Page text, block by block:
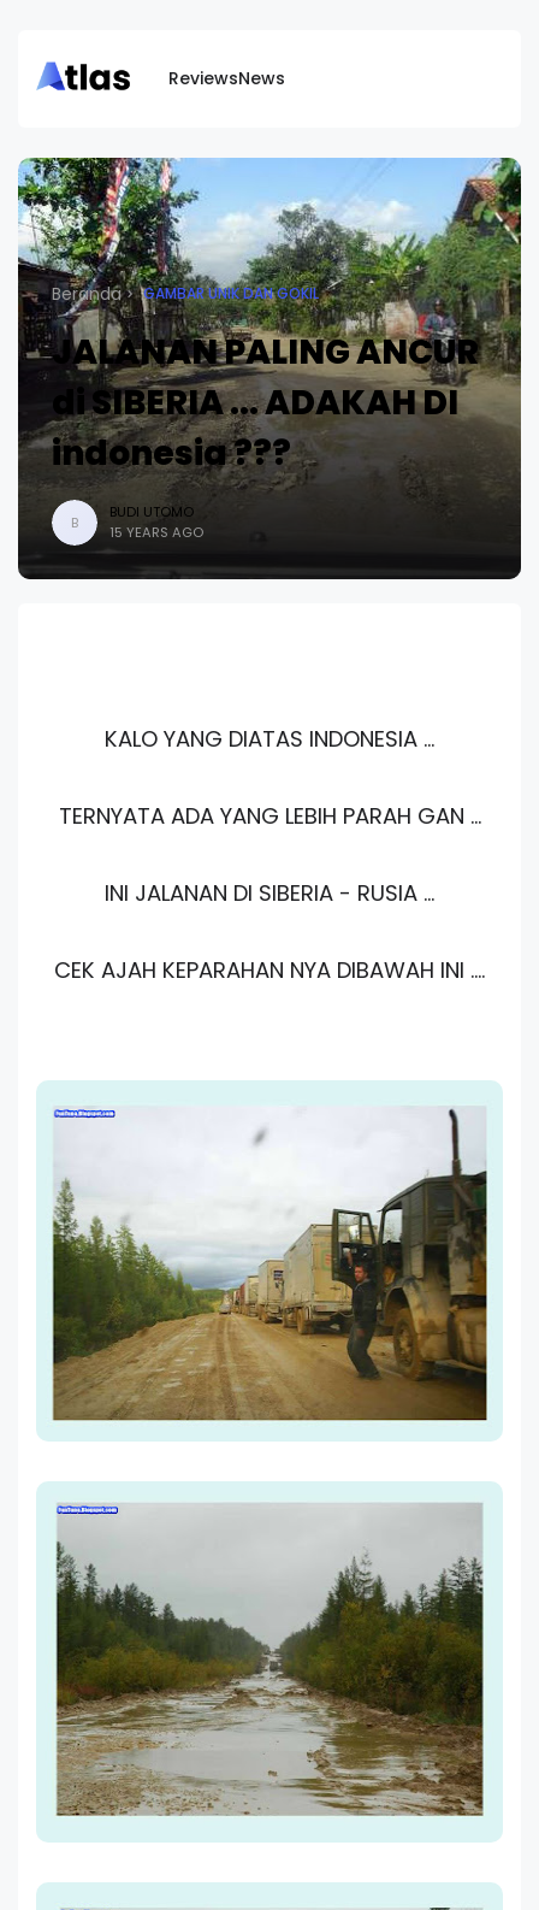
ReviewsNews
Beranda GAMBAR UNIK DAN GOKIL
JALANAN PALING ANCUR
di SIBERIA ... ADAKAH DI
indonesia ???
B
BUDI UTOMO
15 YEARS AGO
KALO YANG DIATAS INDONESIA ...
TERNYATA ADA YANG LEBIH PARAH GAN ...
INI JALANAN DI SIBERIA - RUSIA ...
CEK AJAH KEPARAHAN NYA DIBAWAH INI ....